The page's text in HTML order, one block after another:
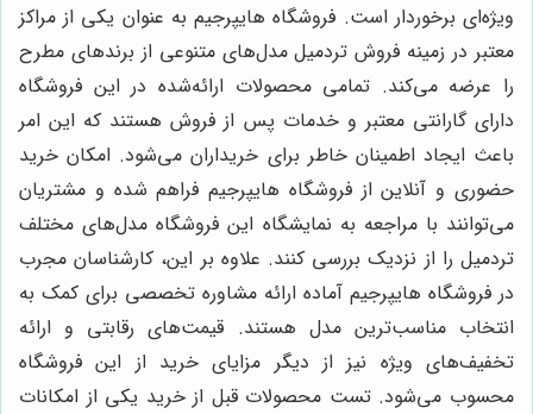
ویژه‌ای برخوردار است. فروشگاه هایپرجیم به عنوان یکی از مراکز
معتبر در زمینه فروش تردمیل مدل‌های متنوعی از برندهای مطرح
را عرضه می‌کند. تمامی محصولات ارائه‌شده در این فروشگاه
دارای گارانتی معتبر و خدمات پس از فروش هستند که این امر
باعث ایجاد اطمینان خاطر برای خریداران می‌شود. امکان خرید
حضوری و آنلاین از فروشگاه هایپرجیم فراهم شده و مشتریان
می‌توانند با مراجعه به نمایشگاه این فروشگاه مدل‌های مختلف
تردمیل را از نزدیک بررسی کنند. علاوه بر این، کارشناسان مجرب
در فروشگاه هایپرجیم آماده ارائه مشاوره تخصصی برای کمک به
انتخاب مناسب‌ترین مدل هستند. قیمت‌های رقابتی و ارائه
تخفیف‌های ویژه نیز از دیگر مزایای خرید از این فروشگاه
محسوب می‌شود. تست محصولات قبل از خرید یکی از امکانات